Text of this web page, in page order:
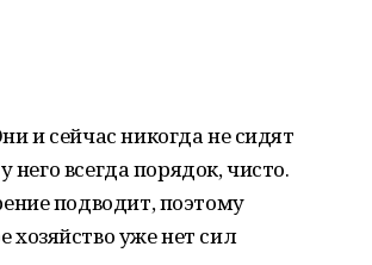
и сейчас никогда не сидят
него всегда порядок, чисто.
подводит, поэтому
уже нет сил